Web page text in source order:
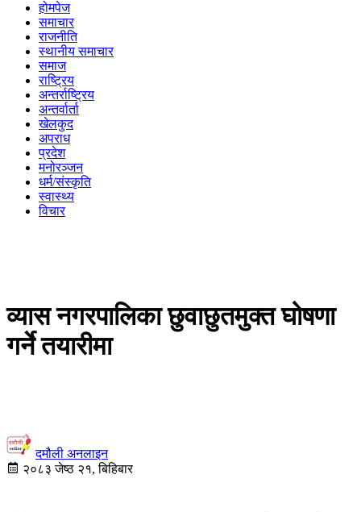
होमपेज
समाचार
राजनीति
स्थानीय समाचार
समाज
राष्ट्रिय
अन्तर्राष्ट्रिय
अन्तर्वार्ता
खेलकुद
अपराध
प्रदेश
मनोरञ्जन
धर्म/संस्कृति
स्वास्थ्य
विचार
व्यास नगरपालिका छुवाछुतमुक्त घोषणा
गर्ने तयारीमा
दमौली अनलाइन
२०८३ जेष्ठ २१, बिहिबार